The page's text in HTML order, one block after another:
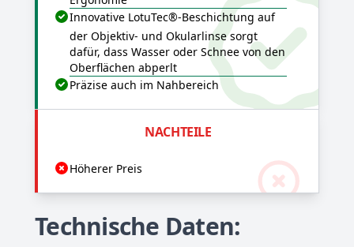
Innovative LotuTec®-Beschichtung auf
der Objektiv- und Okularlinse sorgt
dafür, dass Wasser oder Schnee von den
Oberflächen abperlt
Präzise auch im Nahbereich
NACHTEILE
Höherer Preis
Technische Daten: